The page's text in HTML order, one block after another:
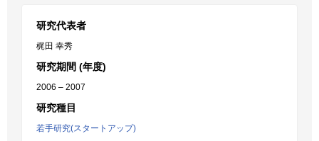
研究代表者
梶田 幸秀
研究期間 (年度)
2006 – 2007
研究種目
若手研究(スタートアップ)